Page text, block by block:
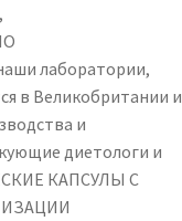
лаборатории,
в Великобритании и
и
диетологи и
КАПСУЛЫ С